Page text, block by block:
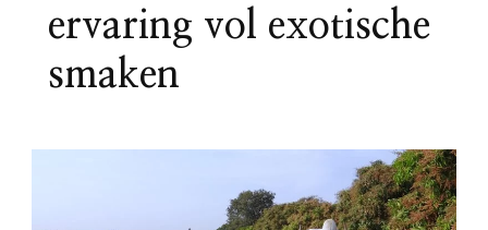
ervaring vol exotische
smaken